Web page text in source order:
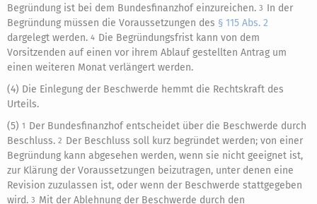
Begründung ist bei dem Bundesfinanzhof einzureichen. 3 In der
Begründung müssen die Voraussetzungen des § 115 Abs. 2
dargelegt werden. 4 Die Begründungsfrist kann von dem
Vorsitzenden auf einen vor ihrem Ablauf gestellten Antrag um
einen weiteren Monat verlängert werden.
(4) Die Einlegung der Beschwerde hemmt die Rechtskraft des
Urteils.
(5) 1 Der Bundesfinanzhof entscheidet über die Beschwerde durch
Beschluss. 2 Der Beschluss soll kurz begründet werden; von einer
Begründung kann abgesehen werden, wenn sie nicht geeignet ist,
zur Klärung der Voraussetzungen beizutragen, unter denen eine
Revision zuzulassen ist, oder wenn der Beschwerde stattgegeben
wird. 3 Mit der Ablehnung der Beschwerde durch den